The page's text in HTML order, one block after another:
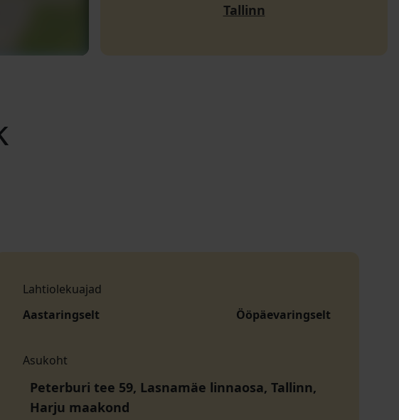
Tallinn
Lahtiolekuajad
Aastaringselt
Ööpäevaringselt
Asukoht
Peterburi tee 59, Lasnamäe linnaosa, Tallinn,
Harju maakond